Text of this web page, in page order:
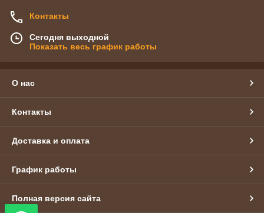
Контакты
Сегодня выходной
Показать весь график работы
О нас
Контакты
Доставка и оплата
График работы
Полная версия сайта